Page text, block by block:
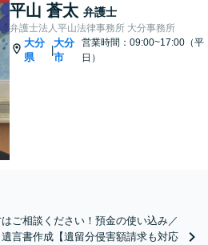
平山 蒼太 弁護士
弁護士法人平山法律事務所 大分事務所
大分
県
|
大分
市
営業時間：09:00~17:00（平
日）
ご相談ください！預金の使い込み／
言書作成【遺留分侵害額請求も対応